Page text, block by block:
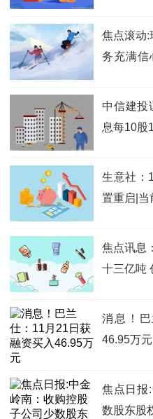
存的需
焦点滚动:
务充满信
中信建投
息每10股
生意社：
置重启|当
焦点讯息
十三亿吨
消息！
46.95万元
焦点日报
数股东股